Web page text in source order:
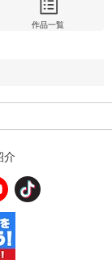
放題の購入履歴の
から視聴いただく
た作品の削除も可
認できます。履歴
品の表示制限が可
から選択できま
を視聴する際のデ
ます。
作品一覧
介